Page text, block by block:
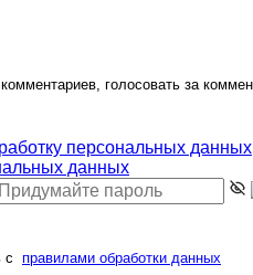
МамусяЛапуся
голосовать за
персональных данных
данных
с правилами обработки данных